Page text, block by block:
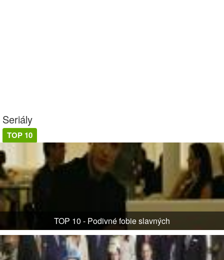
Seriály
TOP 10
TOP 10 - Podivné fobie slavných